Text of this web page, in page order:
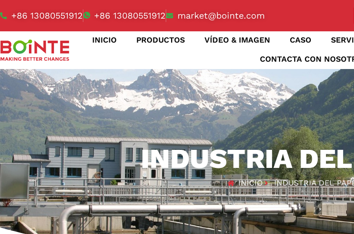
+86 13080551912 +86 13080551912 market@bointe.com
INICIO PRODUCTOS VÍDEO & IMAGEN CASO
CONTACTA CON
INDUSTRIA
INICIO INDUSTRIA DEL